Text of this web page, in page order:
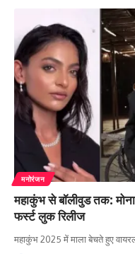
मनोरंजन
महाकुंभ से बॉलीवुड तक:
फर्स्ट लुक रिलीज
महाकुंभ 2025 में माला बेचते हुए